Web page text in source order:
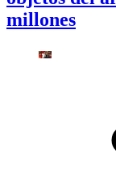
millones